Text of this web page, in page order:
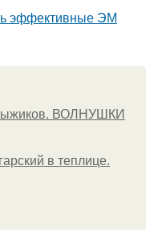
эффективные ЭМ
ВОЛНУШКИ
в теплице.